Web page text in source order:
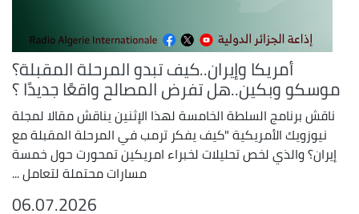
أمريكا وإيران..كيف تبدو المرحلة المقبلة؟
موسكو وبكين..هل تفرض المصالح واقعًا جديدًا ؟
ناقش برنامج السلطة الخامسة لهذا الإثنين يناقش مقالا لمجلة
نيوزويك الأمريكية "كيف يفكر ترمب في المرحلة المقبلة مع
إيران؟ والذي لخص تحليلات لخبراء امريكين تمحورت حول خمسة
مسارات محتملة لتعامل ...
06.07.2026